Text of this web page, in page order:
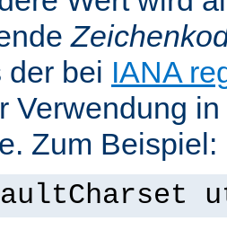
der bei IANA
Verwendung
Zum Beispiel: